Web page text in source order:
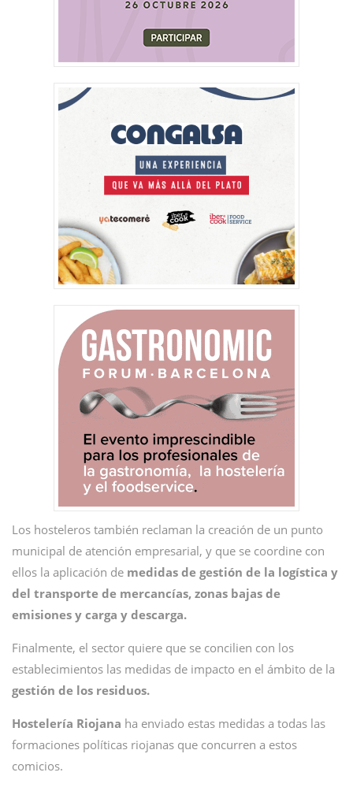
Los hosteleros también reclaman la creación de un punto
municipal de atención empresarial, y que se coordine con
ellos la aplicación de medidas de gestión de la logística y
del transporte de mercancías, zonas bajas de
emisiones y carga y descarga.
Finalmente, el sector quiere que se concilien con los
establecimientos las medidas de impacto en el ámbito de la
gestión de los residuos.
Hostelería Riojana ha enviado estas medidas a todas las
formaciones políticas riojanas que concurren a estos
comicios.